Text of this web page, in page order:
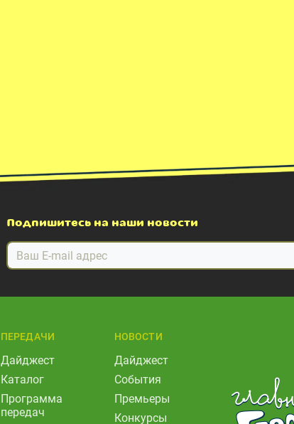
Подпишитесь на наши новости
ПЕРЕДАЧИ
Дайджест
Каталог
Программа
передач
НОВОСТИ
Дайджест
События
Премьеры
Конкурсы